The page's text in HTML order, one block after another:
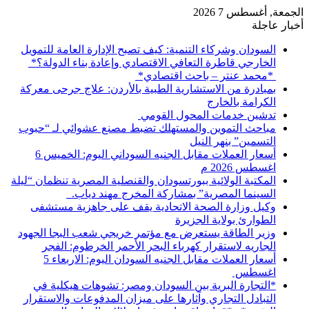
الجمعة, أغسطس 7 2026
أخبار عاجلة
السودان وشركاء التنمية: كيف تصبح الإدارة العامة للتمويل
الخارجي قاطرة التعافي الاقتصادي وإعادة بناء الدولة؟*
*محمد عنتر – باحث اقتصادي*
بمبادرة من الاستشارية الطبية بالأردن: علاج جرحى معركة
الكرامة بالخارج
تدشين خدمات المحول القومي
مباحث التموين والمستهلك تضبط مصنع عشوائي لـ “حبوب
التسمين” بنهر النيل
أسعار العملات مقابل الجنيه السوداني اليوم: الخميس 6
اغسطس 2026 م
المكتبة الولائية ببورتسودان والقنصلية المصرية تنظمان “ليلة
السينما المصرية” بمشاركة المخرج مهند دياب. ​
وكيل وزارة الصحة الاتحادية يقف على جاهزية مستشفى
الطوارئ بولاية الجزيرة
وزير الطاقة يستعرض مع مؤتمر خريجي شعب البجا الجهود
الجاريه لاستقرار كهرباء البحر الأحمر الخرطوم: الفجر
أسعار العملات مقابل الجنيه السودان اليوم: الاربعاء 5
اغسطس
*التجارة البرية بين السودان ومصر: تشوهات هيكلية في
التبادل التجاري وآثارها على ميزان المدفوعات والاستقرار